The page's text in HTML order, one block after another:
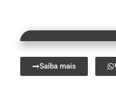
Saiba mais